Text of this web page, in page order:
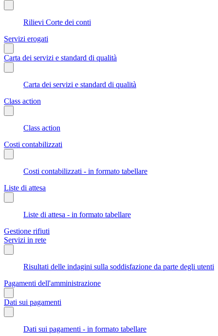
Rilievi Corte dei conti
Servizi erogati
Carta dei servizi e standard di qualità
Carta dei servizi e standard di qualità
Class action
Class action
Costi contabilizzati
Costi contabilizzati - in formato tabellare
Liste di attesa
Liste di attesa - in formato tabellare
Gestione rifiuti
Servizi in rete
Risultati delle indagini sulla soddisfazione da parte degli utenti
Pagamenti dell'amministrazione
Dati sui pagamenti
Dati sui pagamenti - in formato tabellare